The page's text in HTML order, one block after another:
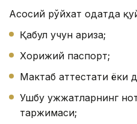
Асосий рўйхат одатда
Қабул учун ариза;
Хорижий паспорт;
Мактаб аттестати ёки
Ушбу ҳужжатларнинг
таржимаси;